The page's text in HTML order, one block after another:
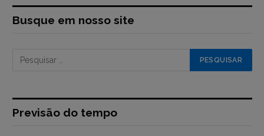
Busque em nosso site
Previsão do tempo